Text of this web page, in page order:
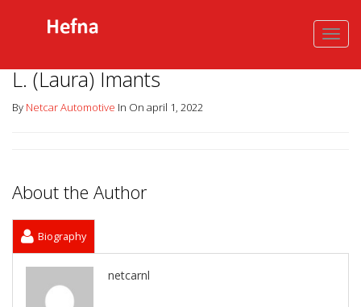
L. (Laura) Imants
By Netcar Automotive In On april 1, 2022
About the Author
Biography
netcarnl